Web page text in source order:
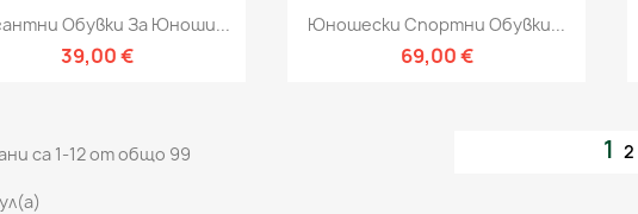
Бърз преглед
Обувки За Юноши...
39,00 €
Бърз преглед
Юношески Спортни Обувки...
69,00 €
са 1-12 от общо 99 1 2